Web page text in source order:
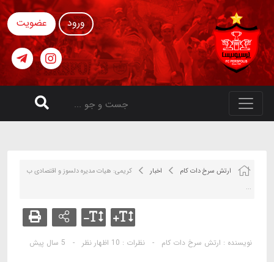
ورود عضویت
ارتش سرخ دات کام اخبار
کریمی: هیات مدیره دلسوز و اقتصادی ب
...
نویسنده : ارتش سرخ دات کام - نظرات : 10 اظهار نظر - 5 سال پیش